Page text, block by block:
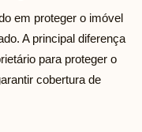
em proteger o imóvel
A principal diferença
para proteger o
cobertura de